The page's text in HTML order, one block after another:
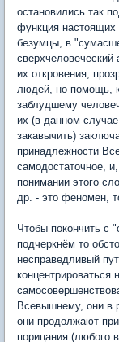
остановились так
функция
безумцы, в
их откровения,
людей, но помощь,
заблудшему
их (в данном
закавычить)
принадлежности
самодостаточное,
понимании этого
др. - это феномен,
Чтобы покончить с
подчеркнём то
несправедливый
концентрироваться
Всевышнему, они в
они продолжают
порицания (любого